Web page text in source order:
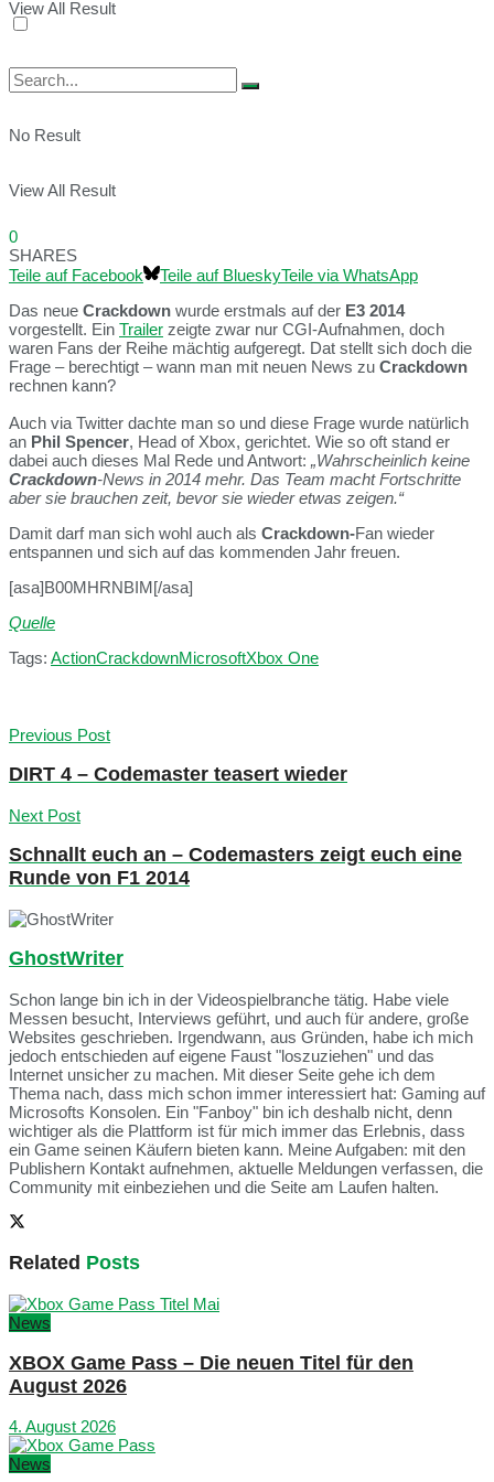
View All Result
No Result
View All Result
0
SHARES
Teile auf Facebook
Teile auf BlueskyTeile via WhatsApp
Das neue Crackdown wurde erstmals auf der E3 2014
vorgestellt. Ein Trailer zeigte zwar nur CGI-Aufnahmen, doch
waren Fans der Reihe mächtig aufgeregt. Dat stellt sich doch die
Frage – berechtigt – wann man mit neuen News zu Crackdown
rechnen kann?
Auch via Twitter dachte man so und diese Frage wurde natürlich
an Phil Spencer, Head of Xbox, gerichtet. Wie so oft stand er
dabei auch dieses Mal Rede und Antwort: „Wahrscheinlich keine
Crackdown-News in 2014 mehr. Das Team macht Fortschritte
aber sie brauchen zeit, bevor sie wieder etwas zeigen.“
Damit darf man sich wohl auch als Crackdown-Fan wieder
entspannen und sich auf das kommenden Jahr freuen.
[asa]B00MHRNBIM[/asa]
Quelle
Tags: ActionCrackdownMicrosoftXbox One
Previous Post
DIRT 4 – Codemaster teasert wieder
Next Post
Schnallt euch an – Codemasters zeigt euch eine
Runde von F1 2014
GhostWriter
Schon lange bin ich in der Videospielbranche tätig. Habe viele
Messen besucht, Interviews geführt, und auch für andere, große
Websites geschrieben. Irgendwann, aus Gründen, habe ich mich
jedoch entschieden auf eigene Faust "loszuziehen" und das
Internet unsicher zu machen. Mit dieser Seite gehe ich dem
Thema nach, dass mich schon immer interessiert hat: Gaming auf
Microsofts Konsolen. Ein "Fanboy" bin ich deshalb nicht, denn
wichtiger als die Plattform ist für mich immer das Erlebnis, dass
ein Game seinen Käufern bieten kann. Meine Aufgaben: mit den
Publishern Kontakt aufnehmen, aktuelle Meldungen verfassen, die
Community mit einbeziehen und die Seite am Laufen halten.
Related Posts
News
XBOX Game Pass – Die neuen Titel für den
August 2026
4. August 2026
News